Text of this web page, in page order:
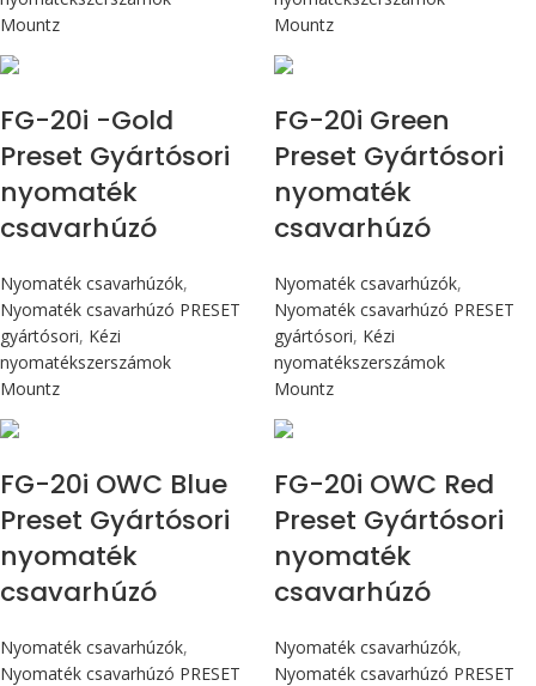
Mountz
Mountz
FG-20i -Gold
Preset Gyártósori
nyomaték
csavarhúzó
Nyomaték csavarhúzók,
Nyomaték csavarhúzó PRESET
gyártósori, Kézi
nyomatékszerszámok
Mountz
FG-20i Green
Preset Gyártósori
nyomaték
csavarhúzó
Nyomaték csavarhúzók,
Nyomaték csavarhúzó PRESET
gyártósori, Kézi
nyomatékszerszámok
Mountz
FG-20i OWC Blue
Preset Gyártósori
nyomaték
csavarhúzó
Nyomaték csavarhúzók,
Nyomaték csavarhúzó PRESET
FG-20i OWC Red
Preset Gyártósori
nyomaték
csavarhúzó
Nyomaték csavarhúzók,
Nyomaték csavarhúzó PRESET